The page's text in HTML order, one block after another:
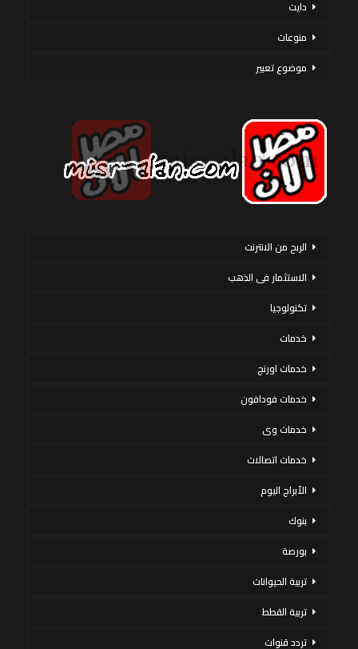
دايت
منوعات
موضوع تعبير
الربح من الانترنت
الاستثمار فى الذهب
تكنولوجيا
خدمات
خدمات اورنج
خدمات فودافون
خدمات وى
خدمات اتصالات
الأبراج اليوم
بنوك
بورصة
تربية الحيوانات
تربية القطط
تردد قنوات